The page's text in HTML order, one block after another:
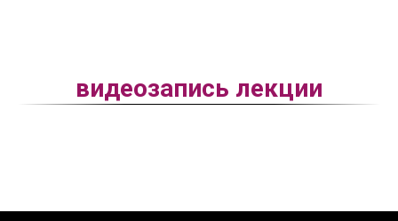
видеозапись лекции